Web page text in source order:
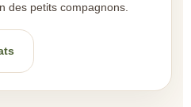
des petits compagnons.